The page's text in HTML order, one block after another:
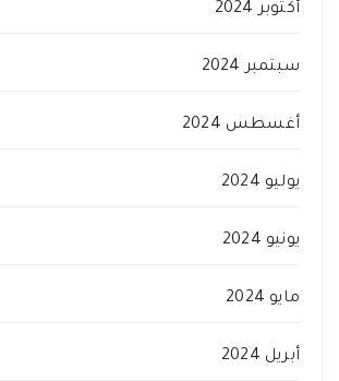
أكتوبر 2024
سبتمبر 2024
أغسطس 2024
يوليو 2024
يونيو 2024
مايو 2024
أبريل 2024